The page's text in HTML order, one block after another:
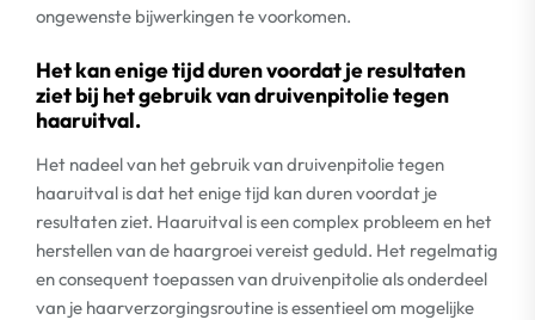
ongewenste bijwerkingen te voorkomen.
Het kan enige tijd duren voordat je resultaten
ziet bij het gebruik van druivenpitolie tegen
haaruitval.
Het nadeel van het gebruik van druivenpitolie tegen
haaruitval is dat het enige tijd kan duren voordat je
resultaten ziet. Haaruitval is een complex probleem en het
herstellen van de haargroei vereist geduld. Het regelmatig
en consequent toepassen van druivenpitolie als onderdeel
van je haarverzorgingsroutine is essentieel om mogelijke